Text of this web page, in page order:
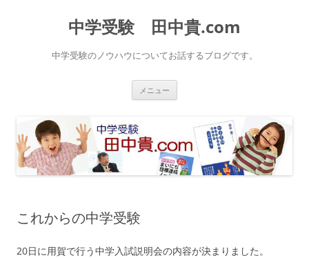
中学受験 田中貴.com
中学受験のノウハウについてお話するブログです。
メニュー
ス
キ
ッ
プ
これからの中学受験
20日に用賀で行う中学入試説明会の内容が決まりました。